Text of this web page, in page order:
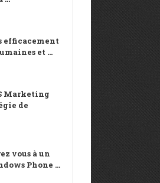
efficacement
et ...
Marketing
de
vous à un
Phone ...